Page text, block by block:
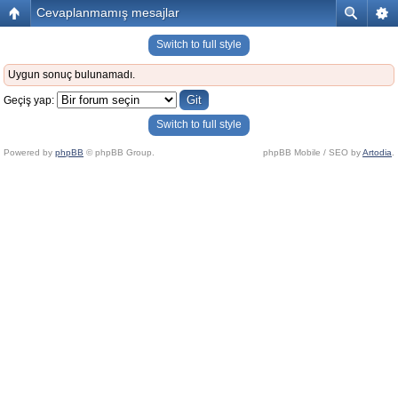
Cevaplanmamış mesajlar
Switch to full style
Uygun sonuç bulunamadı.
Geçiş yap:
Switch to full style
Powered by phpBB © phpBB Group. phpBB Mobile / SEO byArtodia